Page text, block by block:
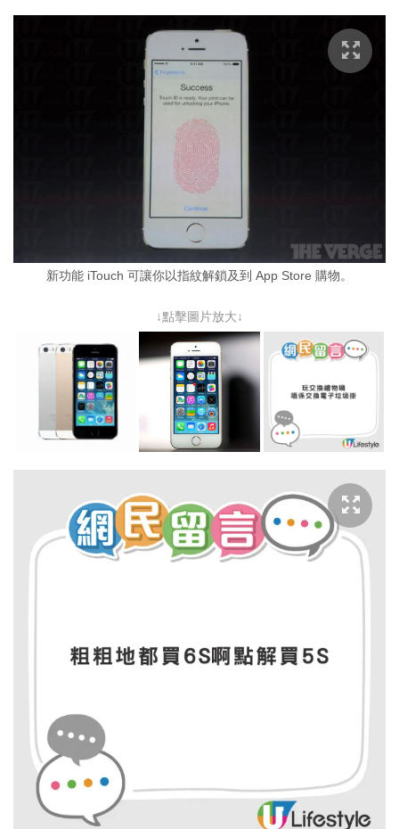
新功能 iTouch 可讓你以指紋解鎖及到 App Store 購物。
↓點擊圖片放大↓